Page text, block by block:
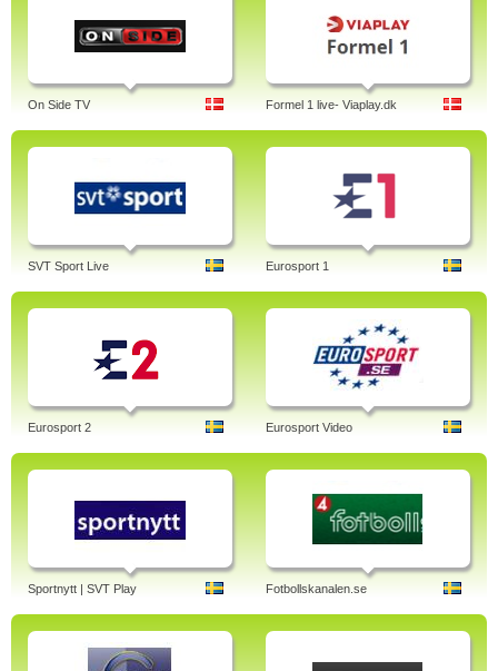
On Side TV Formel 1 live- Viaplay.dk
SVT Sport Live Eurosport 1
Eurosport 2 Eurosport Video
Sportnytt | SVT Play Fotbollskanalen.se